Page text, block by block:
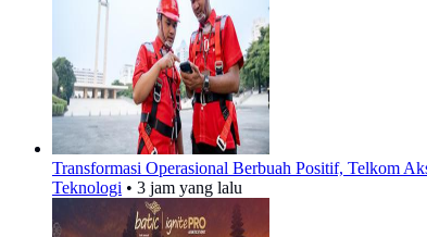
Transformasi Operasional Berbuah Positif, Telkom
Teknologi • 3 jam yang lalu